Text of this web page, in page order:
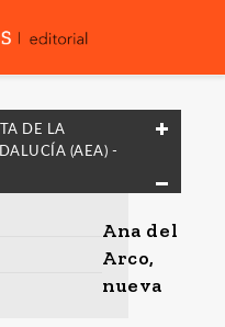
DE LA
(AEA) -
Ana del
Arco,
nueva